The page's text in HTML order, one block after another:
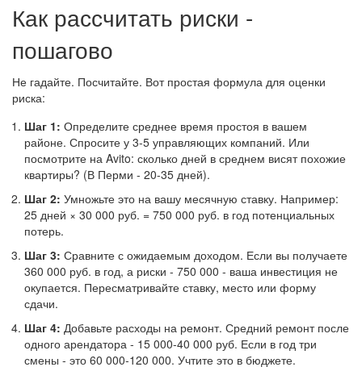
Как рассчитать риски -
пошагово
Не гадайте. Посчитайте. Вот простая формула для оценки
риска:
Шаг 1: Определите среднее время простоя в вашем
районе. Спросите у 3-5 управляющих компаний. Или
посмотрите на Avito: сколько дней в среднем висят похожие
квартиры? (В Перми - 20-35 дней).
Шаг 2: Умножьте это на вашу месячную ставку. Например:
25 дней × 30 000 руб. = 750 000 руб. в год потенциальных
потерь.
Шаг 3: Сравните с ожидаемым доходом. Если вы получаете
360 000 руб. в год, а риски - 750 000 - ваша инвестиция не
окупается. Пересматривайте ставку, место или форму
сдачи.
Шаг 4: Добавьте расходы на ремонт. Средний ремонт после
одного арендатора - 15 000-40 000 руб. Если в год три
смены - это 60 000-120 000. Учтите это в бюджете.